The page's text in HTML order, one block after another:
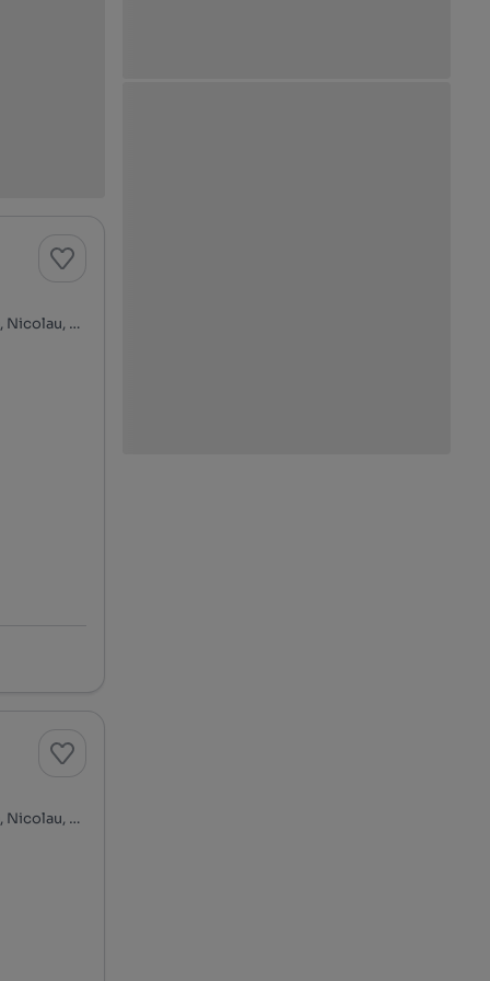
Rua João de Deus, Boavista, Cedofeita, Ildefonso, Sé, Miragaia, Nicolau, Vitória, Porto, Porto
Rua João de Deus, Boavista, Cedofeita, Ildefonso, Sé, Miragaia, Nicolau, Vitória, Porto, Porto